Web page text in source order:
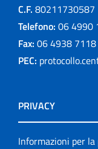
C.F. 80211730587
Telefono: 06 4990
Fax: 06 4938 7118
PEC:
PRIVACY
Informazioni per